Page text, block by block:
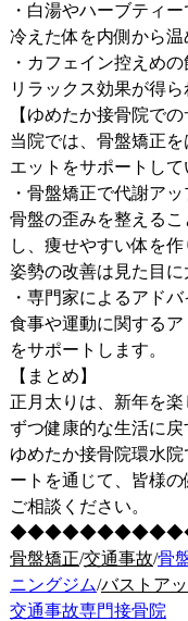
・白湯やハーブティ
冷えた体を内側から温
・カフェイン控えめ
リラックス効果が得
【ゆめたか接骨院での
当院では、骨盤矯正
エットをサポートして
・骨盤矯正で代謝アッ
骨盤の歪みを整える
し、痩せやすい体を作
姿勢の改善は見た目に
・専門家によるアドバ
食事や運動に関する
をサポートします。
【まとめ】
正月太りは、新年を
ずつ健康的な生活に戻
ゆめたか接骨院環水
ートを通じて、皆様
ご相談ください。
骨盤矯正/交通事故/骨
ニングジム/バストア
交通事故専門接骨院